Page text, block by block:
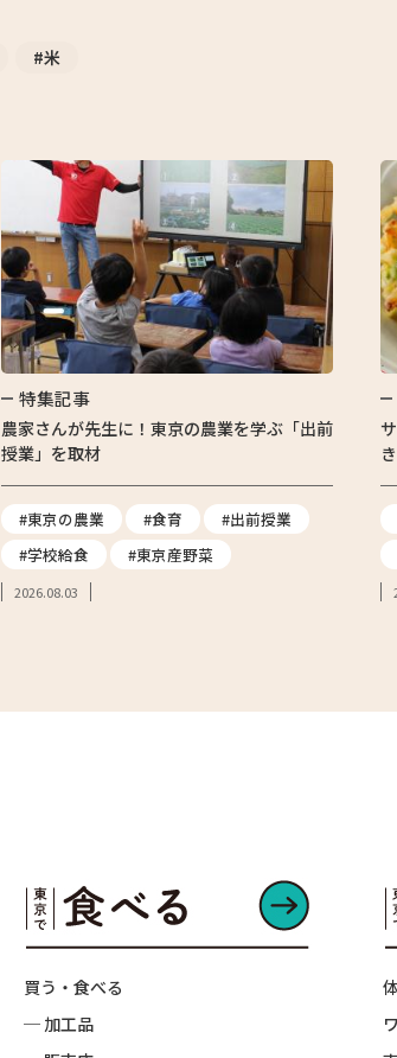
#米
特集記事
農家さんが先生に！東京の農業を学ぶ「出前
授業」を取材
#東京の農業 #食育
#出前授業
#学校給食
#東京産野菜
2026.08.03
買う・食べる
─ 加工品